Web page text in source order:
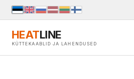
HEATLINE
KÜTTEKAABLID JA LAHENDUSED